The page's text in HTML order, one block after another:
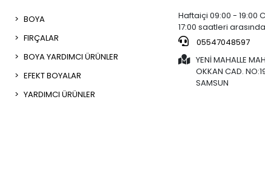
BOYA
FIRÇALAR
BOYA YARDIMCI ÜRÜNLER
EFEKT BOYALAR
YARDIMCI ÜRÜNLER
Haftaiçi 09:00 - 19:00
17:00 saatleri
05547048597
YENİ MAHALLE
OKKAN CAD.
SAMSUN